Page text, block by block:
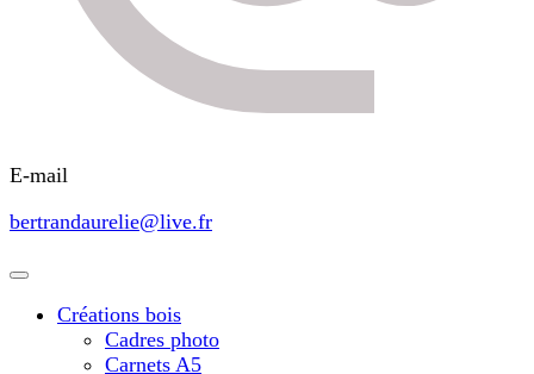
E-mail
bertrandaurelie@live.fr
Créations bois
Cadres photo
Carnets A5